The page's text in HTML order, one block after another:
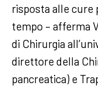
risposta alle cure
tempo – afferma
di Chirurgia
direttore della
pancreatica) e